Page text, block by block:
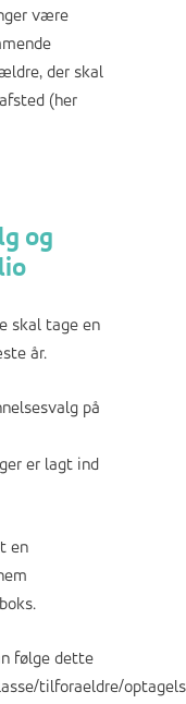
være
der skal
(her
og
skal tage en
år.
på
er lagt ind
en
følge dette
tilforaeldre/